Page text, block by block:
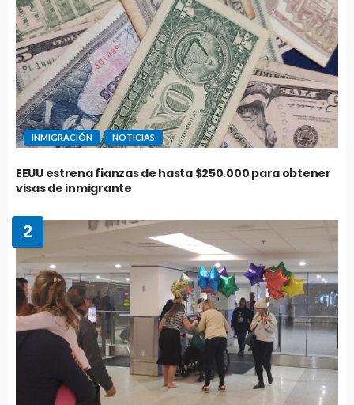
INMIGRACIÓN NOTICIAS
EEUU estrena fianzas de hasta $250.000 para obtener
visas de inmigrante
2